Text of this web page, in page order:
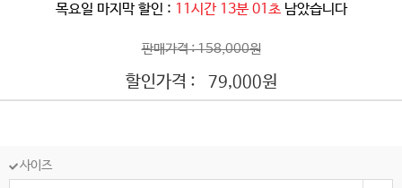
목요일 마지막 할인 : 11시간 12분 59초 남았습니다
판매가격 : 158,000원
할인가격 : 79,000원
사이즈